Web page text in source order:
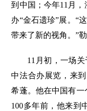
到中国；今年11月
办“金石遗珍”展。“
带来了新的视角。”勒
11月初，一场关
中法合办展览，来
希蓬。他在中国有
100多年前，他来到